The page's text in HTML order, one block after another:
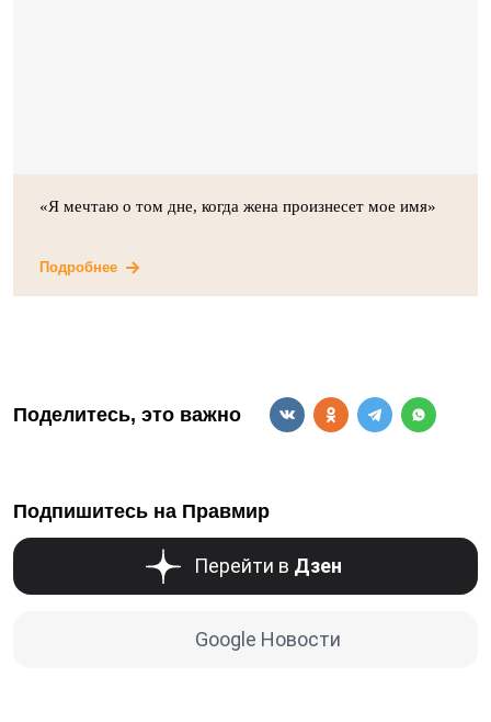
«Я мечтаю о том дне, когда жена произнесет мое имя»
Подробнее
Поделитесь, это важно
Подпишитесь на Правмир
Перейти в Дзен
Google Новости